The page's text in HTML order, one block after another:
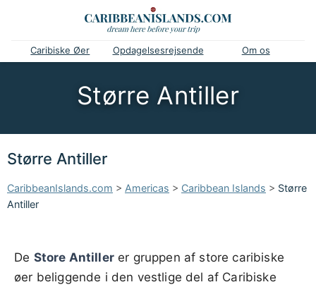
Caribiske Øer Opdagelsesrejsende Om os
Større Antiller
Større Antiller
CaribbeanIslands.com > Americas > Caribbean Islands > Større
Antiller
De Store Antillerer gruppen af store caribiske
øer beliggende i den vestlige del af Caribiske